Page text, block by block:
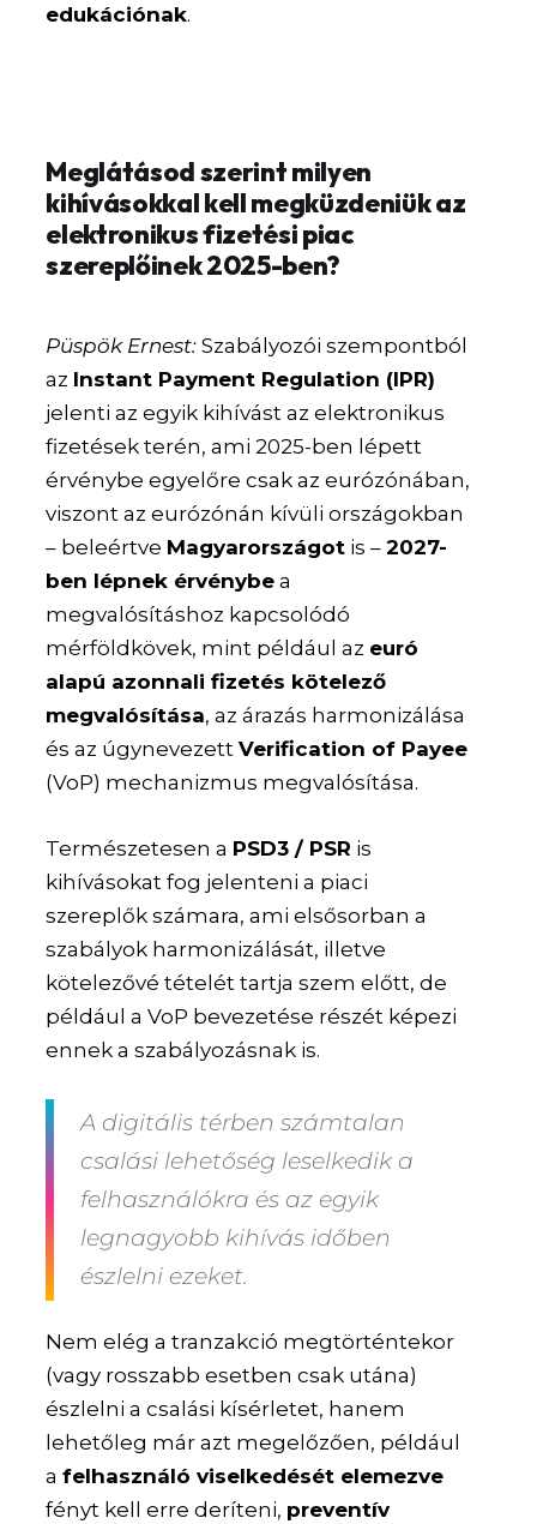
edukációnak.
Meglátásod szerint milyen
kihívásokkal kell megküzdeniük az
elektronikus fizetési piac
szereplőinek 2025-ben?
Püspök Ernest:Szabályozói szempontból
az Instant Payment Regulation (IPR)
jelenti az egyik kihívást az elektronikus
fizetések terén, ami 2025-ben lépett
érvénybe egyelőre csak az eurózónában,
viszont az eurózónán kívüli országokban
– beleértve Magyarországot is –2027-
ben lépnek érvénybe a
megvalósításhoz kapcsolódó
mérföldkövek, mint például az euró
alapú azonnali fizetés kötelező
megvalósítása, az árazás harmonizálása
és az úgynevezettVerification of Payee
(VoP) mechanizmus megvalósítása.
Természetesen a PSD3 / PSR is
kihívásokat fog jelenteni a piaci
szereplők számara, ami elsősorban a
szabályok harmonizálását, illetve
kötelezővé tételét tartja szem előtt, de
például a VoP bevezetése részét képezi
ennek a szabályozásnak is.
A digitális térben számtalan
csalási lehetőség leselkedik a
felhasználókra és az egyik
legnagyobb kihívás időben
észlelni ezeket.
Nem elég a tranzakció megtörténtekor
(vagy rosszabb esetben csak utána)
észlelni a csalási kísérletet, hanem
lehetőleg már azt megelőzően, például
afelhasználó viselkedését elemezve
fényt kell erre deríteni, preventív